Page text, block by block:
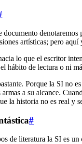
artísticas; pero
lo que el escritor
hábito de lectura o ni
Porque la SI no
a su alcance.
la historia no es real
#
de literatura la SI es